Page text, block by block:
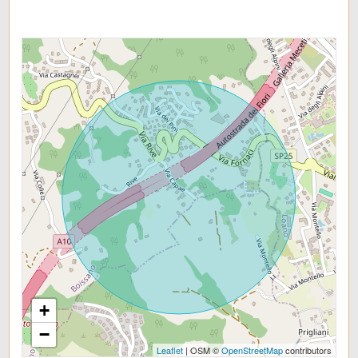
+
−
Leaflet| OSM ©OpenStreetMapcontributors